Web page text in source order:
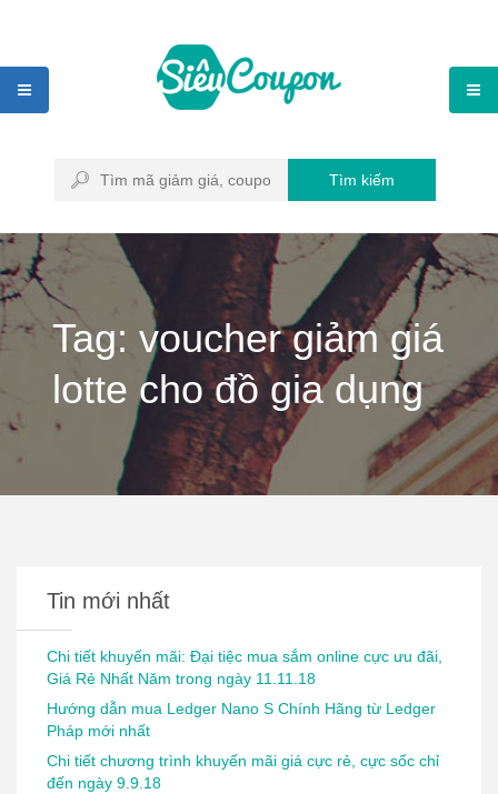
Tìm kiếm
Tag: voucher giảm giá
lotte cho đồ gia dụng
Tin mới nhất
Chi tiết khuyến mãi: Đại tiệc mua sắm online cực ưu đãi,
Giá Rẻ Nhất Năm trong ngày 11.11.18
Hướng dẫn mua Ledger Nano S Chính Hãng từ Ledger
Pháp mới nhất
Chi tiết chương trình khuyến mãi giá cực rẻ, cực sốc chỉ
đến ngày 9.9.18